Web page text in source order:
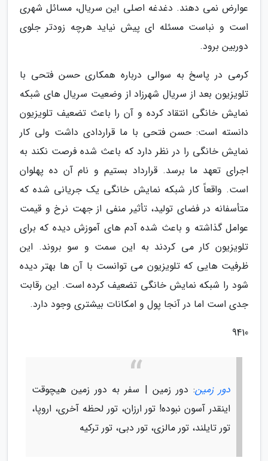
عوارض نمی دهند. دغدغه اصلی این سریال، مسائل شهری
است و نباست مسئله ای پیش نیاید هرچه زودتر جلوی
دوربین برود.
کرمی در پاسخ به سوالی درباره همکاری حسن فتحی با
تلویزیون بعد از سریال شهرزاد از وضعیت سریال های شبکه
نمایش خانگی انتقاد کرده و آن را باعث تضعیف تلویزیون
دانسته است: حسن فتحی با ما قراردادی داشت ولی کار
نمایش خانگی را در نظر دارد که باعث شده فرصت نکند به
اجرای تعهد ما برسد. قرارداد بستیم و نام آن ده پهلوان
است. واقعاً کار شبکه نمایش خانگی یک جریانی شده که
متأسفانه در فضای تولید، تأثیر منفی از جهت نرخ و قیمت
عوامل گذاشته و باعث شده آدم های آموزش دیده که برای
تلویزیون کار می کردند به این سمت و سو بروند. این
ظرفیت هایی که تلویزیون می توانست با آن ها بهتر دیده
شود را شبکه نمایش خانگی تضعیف کرده است. این رقابت
جدی است اما در آنجا پول و امکانات بیشتری وجود دارد.
9410
دور زمین: دور زمین | سفر به دور زمین هیچوقت
اینقدر آسون نبوده! تور ارزان، تور لحظه آخری، اروپا،
تور تایلند، تور مالزی، تور دبی، تور ترکیه